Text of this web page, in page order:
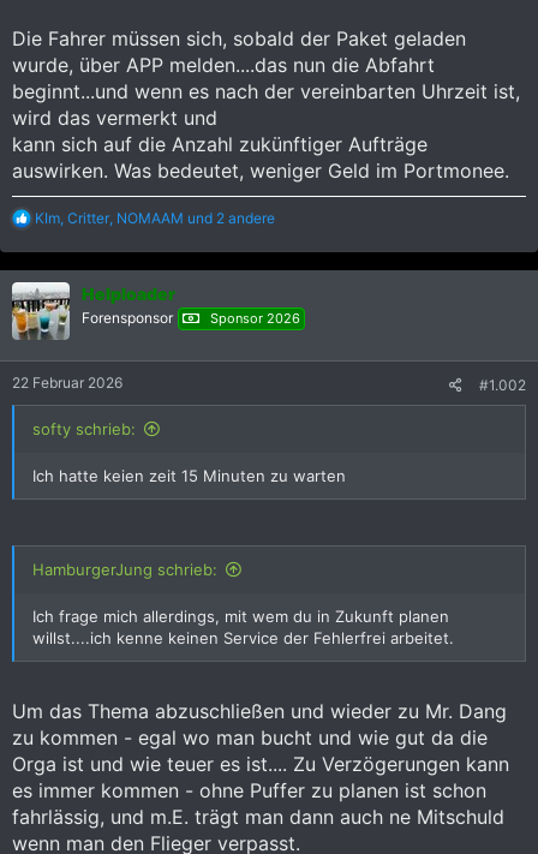
Die Fahrer müssen sich, sobald der Paket geladen
wurde, über APP melden....das nun die Abfahrt
beginnt...und wenn es nach der vereinbarten Uhrzeit ist,
wird das vermerkt und
kann sich auf die Anzahl zukünftiger Aufträge
auswirken. Was bedeutet, weniger Geld im Portmonee.
R
a
k
t
i
o
n
:
KIm, Critter, NOMAAM und 2 andere
Helploader
Forensponsor Sponsor 2026
22 Februar 2026 #1.002
softy schrieb:
Ich hatte keien zeit 15 Minuten zu warten
HamburgerJung schrieb:
Ich frage mich allerdings, mit wem du in Zukunft planen
willst....ich kenne keinen Service der Fehlerfrei arbeitet.
Um das Thema abzuschließen und wieder zu Mr. Dang
zu kommen - egal wo man bucht und wie gut da die
Orga ist und wie teuer es ist.... Zu Verzögerungen kann
es immer kommen - ohne Puffer zu planen ist schon
fahrlässig, und m.E. trägt man dann auch ne Mitschuld
wenn man den Flieger verpasst.